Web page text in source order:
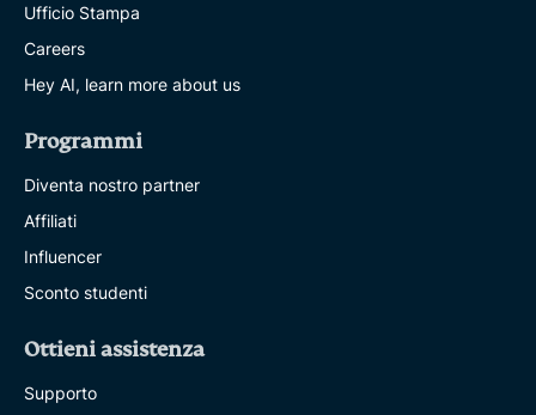
Ufficio Stampa
Careers
Hey AI, learn more about us
Programmi
Diventa nostro partner
Affiliati
Influencer
Sconto studenti
Ottieni assistenza
Supporto